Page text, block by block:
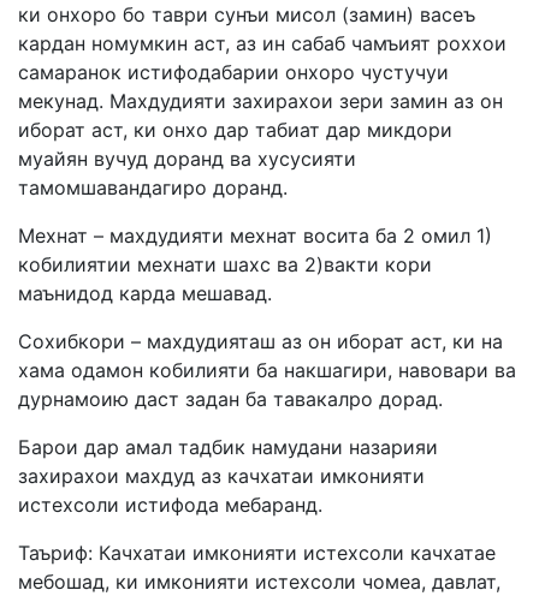
ки онхоро бо таври сунъи мисол (замин) васеъ
кардан номумкин аст, аз ин сабаб чамъият роххои
самаранок истифодабарии онхоро чустучуи
мекунад. Махдудияти захирахои зери замин аз он
иборат аст, ки онхо дар табиат дар микдори
муайян вучуд доранд ва хусусияти
тамомшавандагиро доранд.
Мехнат – махдудияти мехнат восита ба 2 омил 1)
кобилиятии мехнати шахс ва 2)вакти кори
маънидод карда мешавад.
Сохибкори – махдудияташ аз он иборат аст, ки на
хама одамон кобилияти ба накшагири, навовари ва
дурнамоию даст задан ба тавакалро дорад.
Барои дар амал тадбик намудани назарияи
захирахои махдуд аз качхатаи имконияти
истехсоли истифода мебаранд.
Таъриф: Качхатаи имконияти истехсоли качхатае
мебошад, ки имконияти истехсоли чомеа, давлат,